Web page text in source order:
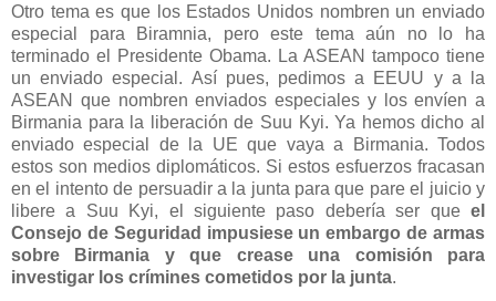
Otro tema es que los Estados Unidos nombren un enviado
especial para Biramnia, pero este tema aún no lo ha
terminado el Presidente Obama. La ASEAN tampoco tiene
un enviado especial. Así pues, pedimos a EEUU y a la
ASEAN que nombren enviados especiales y los envíen a
Birmania para la liberación de Suu Kyi. Ya hemos dicho al
enviado especial de la UE que vaya a Birmania. Todos
estos son medios diplomáticos. Si estos esfuerzos fracasan
en el intento de persuadir a la junta para que pare el juicio y
libere a Suu Kyi, el siguiente paso debería ser que el
Consejo de Seguridad impusiese un embargo de armas
sobre Birmania y que crease una comisión para
investigar los crímines cometidos por la junta.